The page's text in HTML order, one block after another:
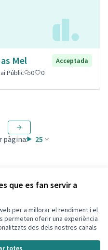
que es fan servir a
per a millorar el rendiment i el
permeten oferir una experiència
des dels nostres canals
totes
Mel
Acceptada
Públic 0 0
pàgina: 25